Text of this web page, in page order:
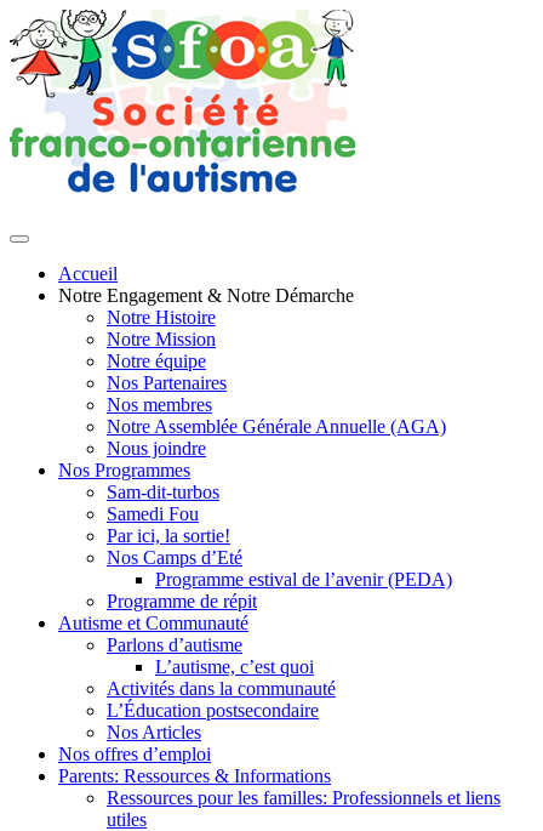
Accueil
Notre Engagement & Notre Démarche
Notre Histoire
Notre Mission
Notre équipe
Nos Partenaires
Nos membres
Notre Assemblée Générale Annuelle (AGA)
Nous joindre
Nos Programmes
Sam-dit-turbos
Samedi Fou
Par ici, la sortie!
Nos Camps d’Eté
Programme estival de l’avenir (PEDA)
Programme de répit
Autisme et Communauté
Parlons d’autisme
L’autisme, c’est quoi
Activités dans la communauté
L’Éducation postsecondaire
Nos Articles
Nos offres d’emploi
Parents: Ressources & Informations
Ressources pour les familles: Professionnels et liens
utiles